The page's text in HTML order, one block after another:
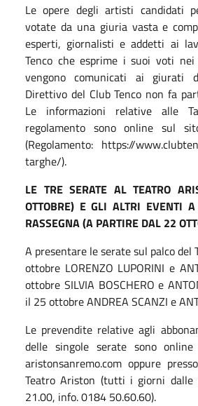
Le opere degli artisti candidati
votate da una giuria vasta e
esperti, giornalisti e addetti ai
Tenco che esprime i suoi voti
vengono comunicati ai giurati
Direttivo del Club Tenco non fa
Le informazioni relative alle
regolamento sono online sul
(Regolamento: https://
targhe/).
LE TRE SERATE AL TEATRO
OTTOBRE) E GLI ALTRI EVENTI
RASSEGNA (A PARTIRE DAL 22
A presentare le serate sul palco del
ottobre LORENZO LUPORINI e
ottobre SILVIA BOSCHERO e
il 25 ottobre ANDREA SCANZI e
Le prevendite relative agli
delle singole serate sono
aristonsanremo.com oppure
Teatro Ariston (tutti i giorni dalle
21.00, info. 0184 50.60.60).